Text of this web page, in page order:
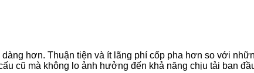
hơn. Thuận tiện và ít lãng phí cốp pha hơn so với
cũ mà không lo ảnh hưởng đến khả năng chịu tải ban